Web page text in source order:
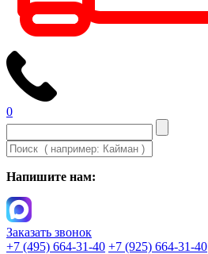
0
Напишите нам:
Заказать звонок
+7 (495) 664-31-40 +7 (925) 664-31-40